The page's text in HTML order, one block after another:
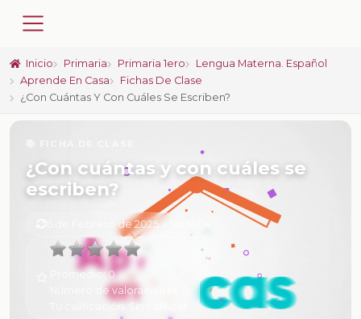
Inicio Primaria Primaria 1ero
Lengua Materna. Español
Aprende En Casa
Fichas De Clase
¿Con Cuántas Y Con Cuáles Se Escriben?
¿Con cuántas y con cuáles se
escriben?
6 de Febrero de 2025 a las 16:04
Promedio:0
Número de valoraciones:
Tu calificación:
Sin calificar